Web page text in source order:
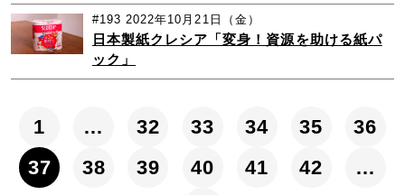
#193 2022年10月21日（金）
日本製紙クレシア「変身！資源を助ける紙パ
ック」
1 … 32 33 34 35
36
37
38 39 40 41 42
…